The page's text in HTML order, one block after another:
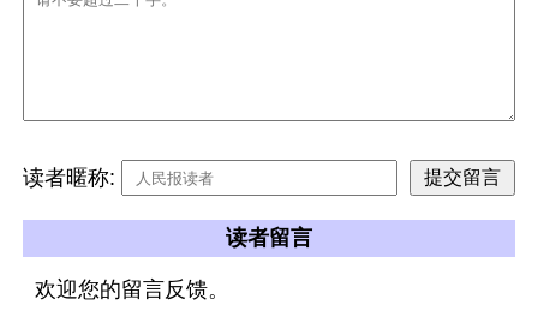
读者暱称:
读者留言
欢迎您的留言反馈。